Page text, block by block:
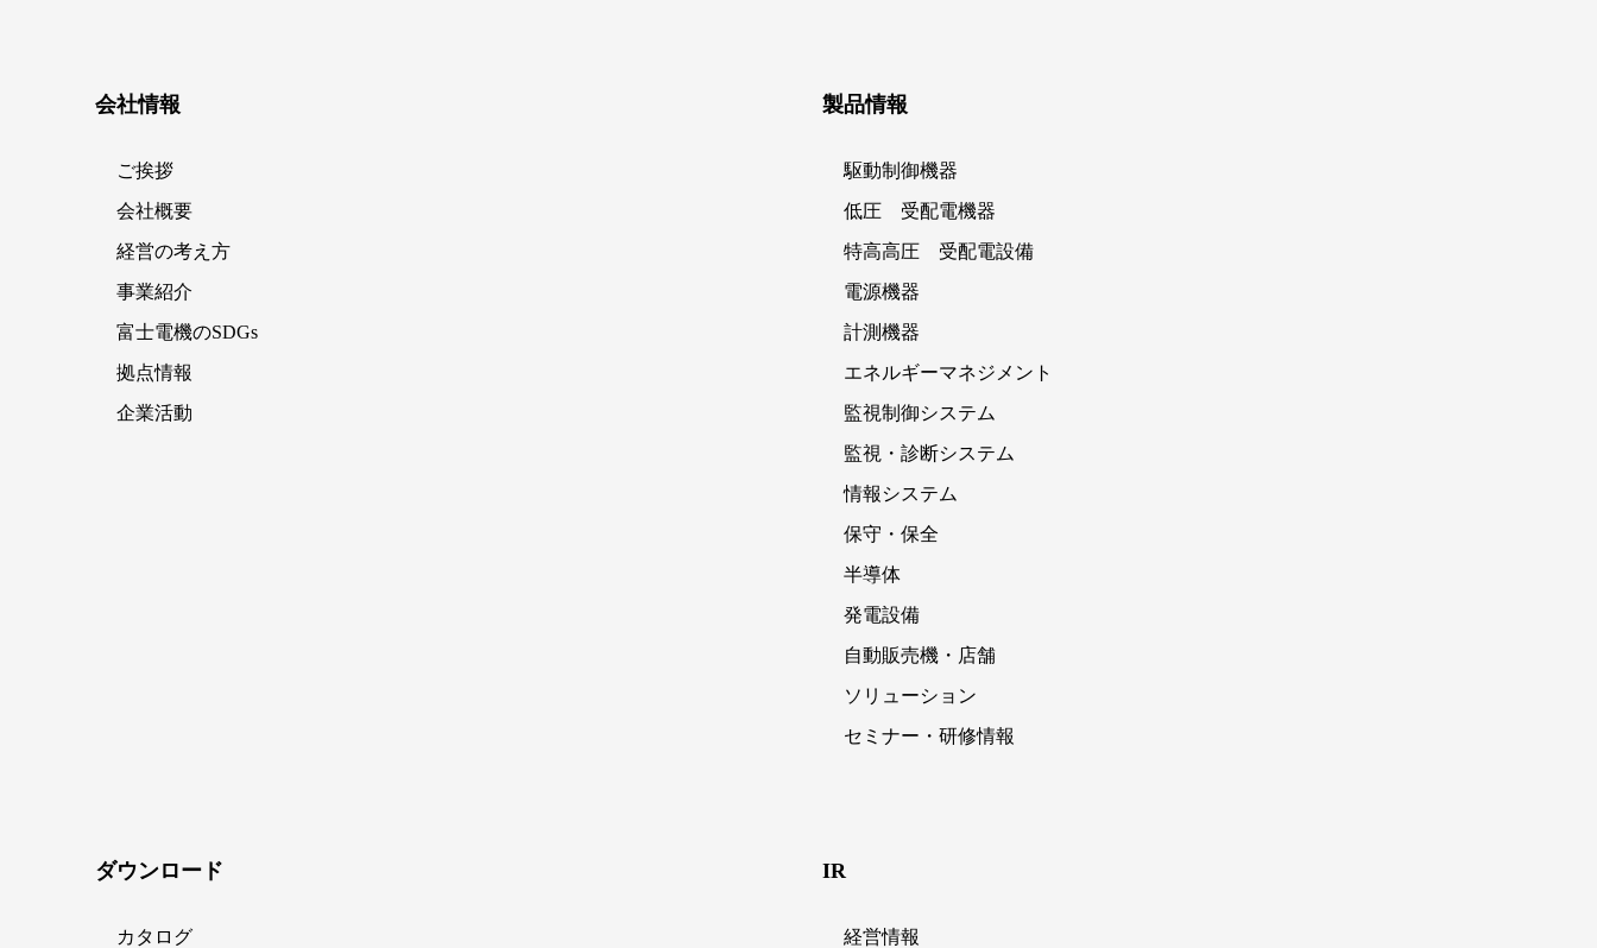
会社情報
ご挨拶
会社概要
経営の考え方
事業紹介
富士電機のSDGs
拠点情報
企業活動
製品情報
駆動制御機器
低圧 受配電機器
特高高圧 受配電設備
電源機器
計測機器
エネルギーマネジメント
監視制御システム
監視・診断システム
情報システム
保守・保全
半導体
発電設備
自動販売機・店舗
ソリューション
セミナー・研修情報
ダウンロード
カタログ
IR
経営情報